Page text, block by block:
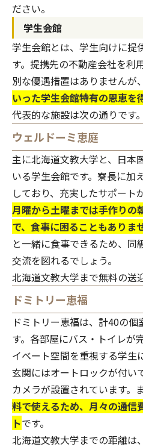
ださい。
学生会館
学生会館とは、学生向けに提
す。提携先の不動産会社を利
別な優遇措置はありませんが、
いった学生会館特有の恩恵を
代表的な施設は次の通りです。
ウェルドーミ恵庭
主に北海道文教大学と、日本
いる学生会館です。寮長に加
しており、充実したサポート
月曜から土曜までは手作りの
で、食事に困ることもありま
と一緒に食事できるため、同
交流を図れるでしょう。
北海道文教大学まで無料の送
ドミトリー恵福
ドミトリー恵福は、計40の
す。各部屋にバス・トイレが
イベート空間を重視する学生
玄関にはオートロックが付い
カメラが設置されています。
料で使えるため、月々の通信
トです。
北海道文教大学までの距離は